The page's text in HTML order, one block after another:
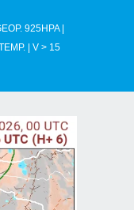
925HPA |
| V > 15